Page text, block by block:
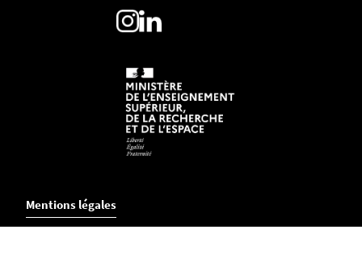
Mentions légales
Crédits et aspects légaux